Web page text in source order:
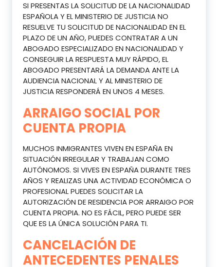
SI PRESENTAS LA SOLICITUD DE LA NACIONALIDAD
ESPAÑOLA Y EL MINISTERIO DE JUSTICIA NO
RESUELVE TU SOLICITUD DE NACIONALIDAD EN EL
PLAZO DE UN AÑO, PUEDES CONTRATAR A UN
ABOGADO ESPECIALIZADO EN NACIONALIDAD Y
CONSEGUIR LA RESPUESTA MUY RÁPIDO, EL
ABOGADO PRESENTARÁ LA DEMANDA ANTE LA
AUDIENCIA NACIONAL Y AL MINISTERIO DE
JUSTICIA RESPONDERÁ EN UNOS 4 MESES.
ARRAIGO SOCIAL POR
CUENTA PROPIA
MUCHOS INMIGRANTES VIVEN EN ESPAÑA EN
SITUACIÓN IRREGULAR Y TRABAJAN COMO
AUTÓNOMOS. SI VIVES EN ESPAÑA DURANTE TRES
AÑOS Y REALIZAS UNA ACTIVIDAD ECONÓMICA O
PROFESIONAL PUEDES SOLICITAR LA
AUTORIZACIÓN DE RESIDENCIA POR ARRAIGO POR
CUENTA PROPIA. NO ES FÁCIL, PERO PUEDE SER
QUE ES LA ÚNICA SOLUCIÓN PARA TI.
CANCELACIÓN DE
ANTECEDENTES PENALES